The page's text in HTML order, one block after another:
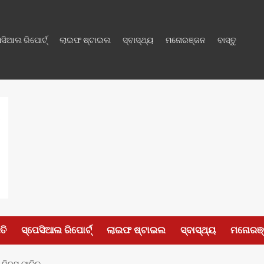
ରିପୋର୍ଟ୍ ଲାଇଫ ଷ୍ଟାଇଲ ସ୍ବାସ୍ଥ୍ୟ ମନୋରଞ୍ଜନ ବାସ୍ତୁ
ସ୍ପେସିଆଲ ରିପୋର୍ଟ୍ ଲାଇଫ ଷ୍ଟାଇଲ ସ୍ବାସ୍ଥ୍ୟ